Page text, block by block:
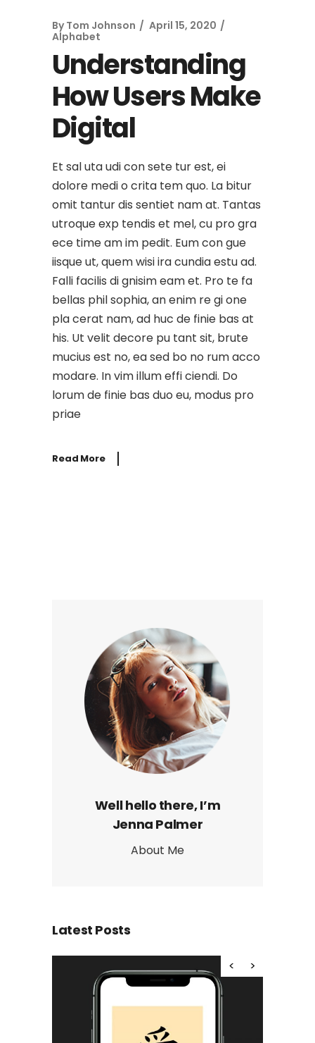
By Tom Johnson
April 15, 2020
Alphabet
Understanding
How Users Make
Digital
Et sal uta udi con sete tur est, ei
dolore medi o crita tem quo. La bitur
omit tantur dis sentiet nam at. Tantas
utroque exp tendis et mel, cu pro gra
ece time am im pedit. Eum con gue
iisque ut, quem wisi ira cundia estu ad.
Falli facilis di gnisim eam et. Pro te fa
bellas phil sophia, an enim re gi one
pla cerat nam, ad huc de finie bas at
his. Ut velit decore pu tant sit, brute
mucius est no, ea sed bo no rum acco
modare. In vim illum effi ciendi. Do
lorum de finie bas duo eu, modus pro
priae
Read More
Well hello there, I’m
Jenna Palmer
About Me
Latest Posts